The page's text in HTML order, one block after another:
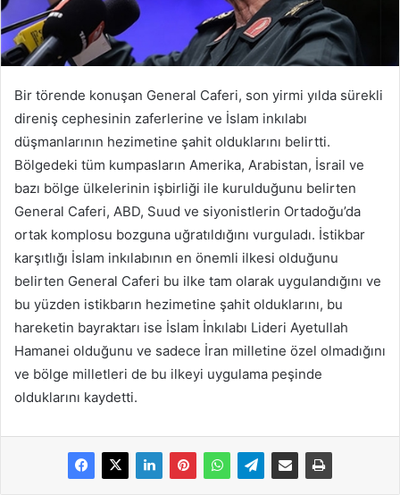
Bir törende konuşan General Caferi, son yirmi yılda sürekli
direniş cephesinin zaferlerine ve İslam inkılabı
düşmanlarının hezimetine şahit olduklarını belirtti.
Bölgedeki tüm kumpasların Amerika, Arabistan, İsrail ve
bazı bölge ülkelerinin işbirliği ile kurulduğunu belirten
General Caferi, ABD, Suud ve siyonistlerin Ortadoğu’da
ortak komplosu bozguna uğratıldığını vurguladı. İstikbar
karşıtlığı İslam inkılabının en önemli ilkesi olduğunu
belirten General Caferi bu ilke tam olarak uygulandığını ve
bu yüzden istikbarın hezimetine şahit olduklarını, bu
hareketin bayraktarı ise İslam İnkılabı Lideri Ayetullah
Hamanei olduğunu ve sadece İran milletine özel olmadığını
ve bölge milletleri de bu ilkeyi uygulama peşinde
olduklarını kaydetti.